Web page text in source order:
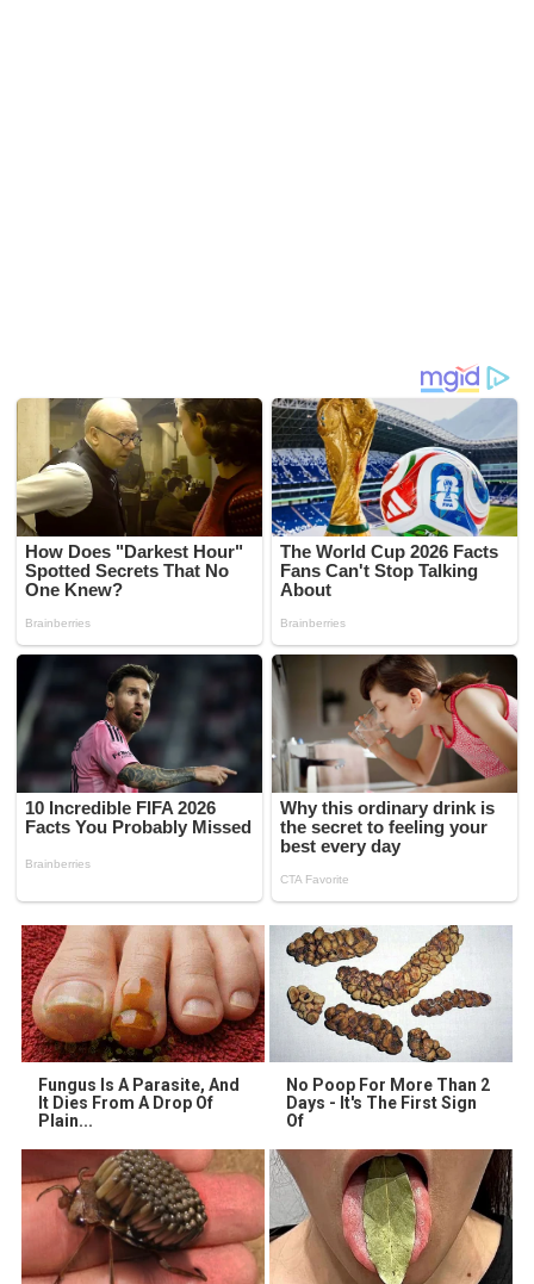
Fungus Is A Parasite, And
It Dies From A Drop Of
Plain...
No Poop For More Than 2
Days - It's The First Sign
Of